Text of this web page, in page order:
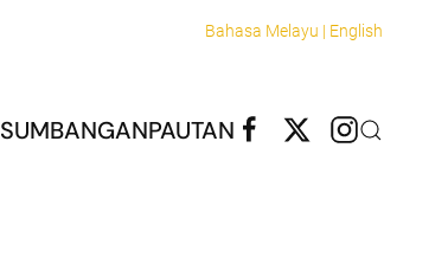
Bahasa Melayu | English
SUMBANGANPAUTAN